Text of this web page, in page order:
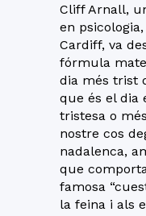
Cliff Arnall,
en
Cardiff, va
fórmula
dia més trist
que és el dia
tristesa o
nostre cos
nadalenca,
que
famosa
la feina i als